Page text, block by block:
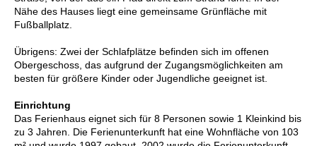
Nähe des Hauses liegt eine gemeinsame Grünfläche mit
Fußballplatz.
Übrigens: Zwei der Schlafplätze befinden sich im offenen
Obergeschoss, das aufgrund der Zugangsmöglichkeiten am
besten für größere Kinder oder Jugendliche geeignet ist.
Einrichtung
Das Ferienhaus eignet sich für 8 Personen sowie 1 Kleinkind bis
zu 3 Jahren. Die Ferienunterkunft hat eine Wohnfläche von 103